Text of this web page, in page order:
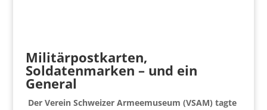
Militärpostkarten,
Soldatenmarken – und ein
General
Der Verein Schweizer Armeemuseum (VSAM) tagte